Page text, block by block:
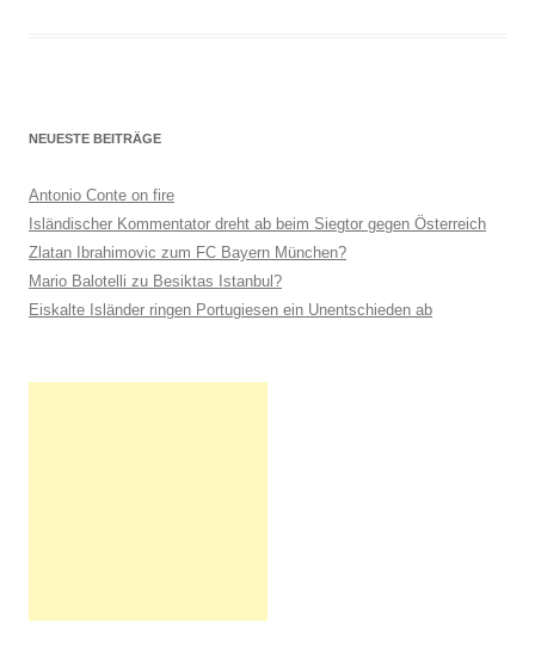
NEUESTE BEITRÄGE
Antonio Conte on fire
Isländischer Kommentator dreht ab beim Siegtor gegen Österreich
Zlatan Ibrahimovic zum FC Bayern München?
Mario Balotelli zu Besiktas Istanbul?
Eiskalte Isländer ringen Portugiesen ein Unentschieden ab